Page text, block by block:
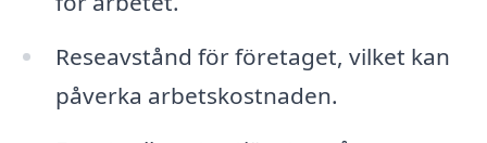
Reseavstånd för företaget, vilket kan
påverka arbetskostnaden.